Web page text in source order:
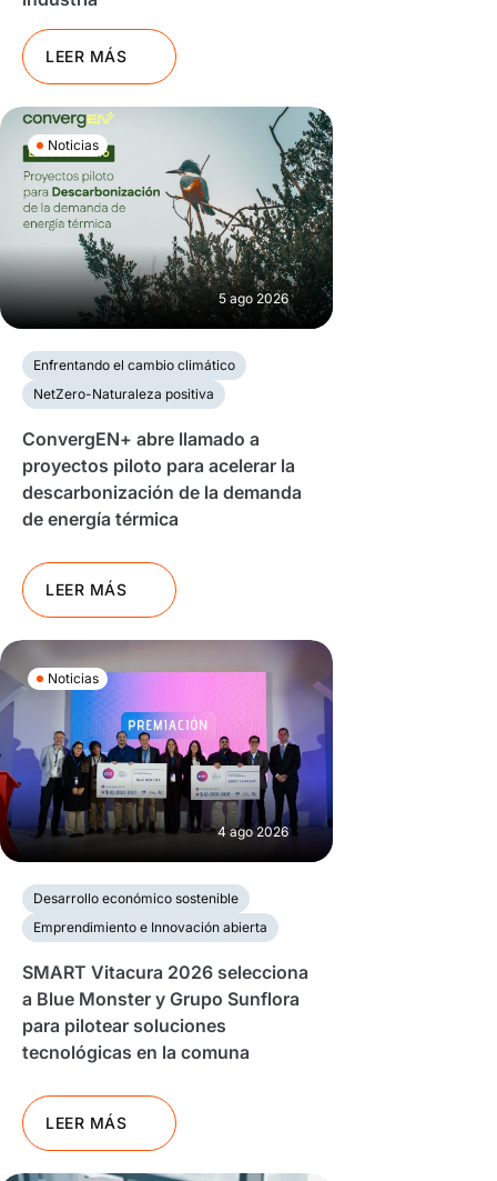
LEER MÁS
Noticias
5 ago 2026
Enfrentando el cambio climático
NetZero-Naturaleza positiva
ConvergEN+ abre llamado a
proyectos piloto para acelerar la
descarbonización de la demanda
de energía térmica
LEER MÁS
Noticias
4 ago 2026
Desarrollo económico sostenible
Emprendimiento e Innovación abierta
SMART Vitacura 2026 selecciona
a Blue Monster y Grupo Sunflora
para pilotear soluciones
tecnológicas en la comuna
LEER MÁS